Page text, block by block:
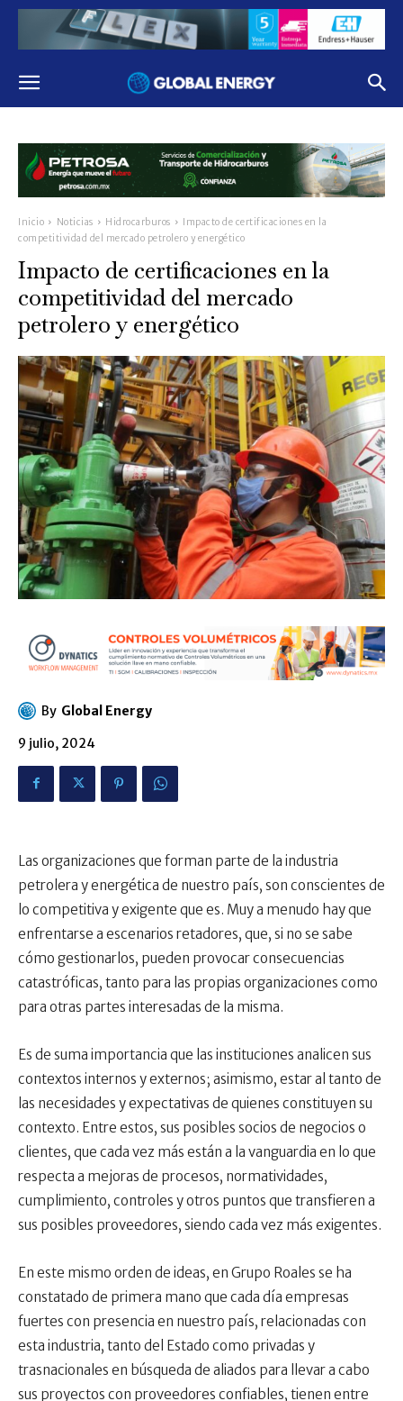
Inicio Noticias Hidrocarburos
Impacto de certificaciones en la
competitividad del mercado petrolero y energético
Impacto de certificaciones en la
competitividad del mercado
petrolero y energético
By Global Energy
9 julio, 2024
Las organizaciones que forman parte de la industria
petrolera y energética de nuestro país, son conscientes de
lo competitiva y exigente que es. Muy a menudo hay que
enfrentarse a escenarios retadores, que, si no se sabe
cómo gestionarlos, pueden provocar consecuencias
catastróficas, tanto para las propias organizaciones como
para otras partes interesadas de la misma.
Es de suma importancia que las instituciones analicen sus
contextos internos y externos; asimismo, estar al tanto de
las necesidades y expectativas de quienes constituyen su
contexto. Entre estos, sus posibles socios de negocios o
clientes, que cada vez más están a la vanguardia en lo que
respecta a mejoras de procesos, normatividades,
cumplimiento, controles y otros puntos que transfieren a
sus posibles proveedores, siendo cada vez más exigentes.
En este mismo orden de ideas, en Grupo Roales se ha
constatado de primera mano que cada día empresas
fuertes con presencia en nuestro país, relacionadas con
esta industria, tanto del Estado como privadas y
trasnacionales en búsqueda de aliados para llevar a cabo
sus proyectos con proveedores confiables, tienen entre